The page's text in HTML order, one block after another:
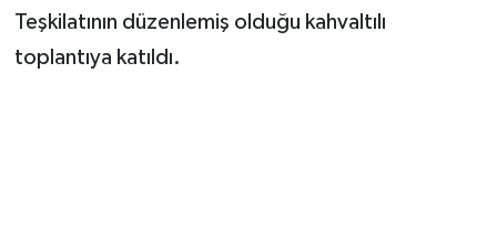
Teşkilatının düzenlemiş olduğu kahvaltılı
toplantıya katıldı.